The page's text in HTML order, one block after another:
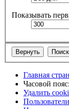
Показывать
Главная
Часовой пояс:
Удалить
Пользователи